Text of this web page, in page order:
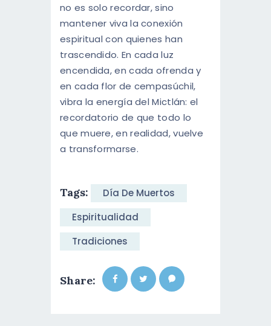
no es solo recordar, sino
mantener viva la conexión
espiritual con quienes han
trascendido. En cada luz
encendida, en cada ofrenda y
en cada flor de cempasúchil,
vibra la energía del Mictlán: el
recordatorio de que todo lo
que muere, en realidad, vuelve
a transformarse.
Tags:
Día De Muertos
Espiritualidad
Tradiciones
Share: